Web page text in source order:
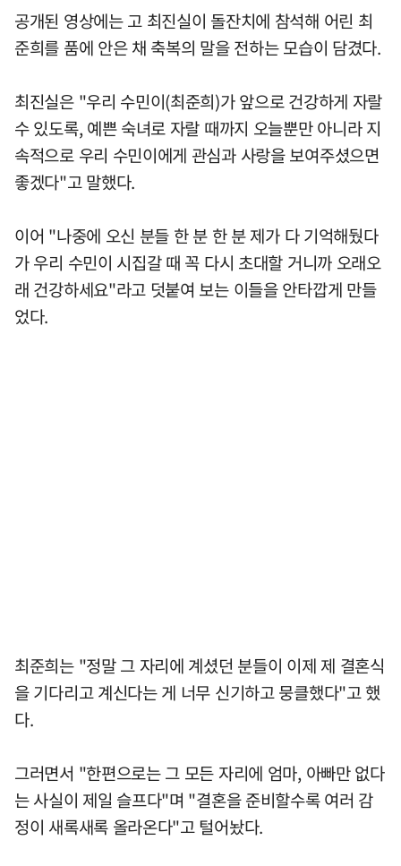
공개된 영상에는 고 최진실이 돌잔치에 참석해 어린 최
준희를 품에 안은 채 축복의 말을 전하는 모습이 담겼다.
최진실은 "우리 수민이(최준희)가 앞으로 건강하게 자랄
수 있도록, 예쁜 숙녀로 자랄 때까지 오늘뿐만 아니라 지
속적으로 우리 수민이에게 관심과 사랑을 보여주셨으면
좋겠다"고 말했다.
이어 "나중에 오신 분들 한 분 한 분 제가 다 기억해뒀다
가 우리 수민이 시집갈 때 꼭 다시 초대할 거니까 오래오
래 건강하세요"라고 덧붙여 보는 이들을 안타깝게 만들
었다.
최준희는 "정말 그 자리에 계셨던 분들이 이제 제 결혼식
을 기다리고 계신다는 게 너무 신기하고 뭉클했다"고 했
다.
그러면서 "한편으로는 그 모든 자리에 엄마, 아빠만 없다
는 사실이 제일 슬프다"며 "결혼을 준비할수록 여러 감
정이 새록새록 올라온다"고 털어놨다.